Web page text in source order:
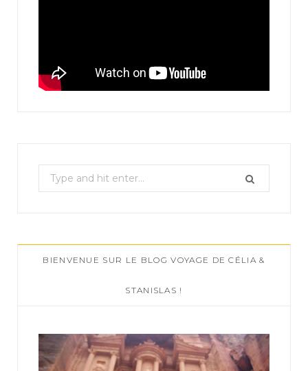
e
c
h
:
BIENVENUE SUR LE BLOG VOYAGE DE CÉLIA &
STANISLAS !